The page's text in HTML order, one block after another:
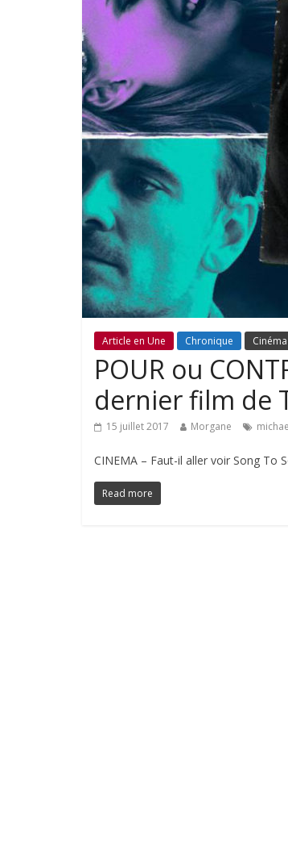
Article en Une Chronique Cinéma
POUR ou
dernier film de
15 juillet 2017 Morgane
CINEMA – Faut-il aller voir Song To
Read more